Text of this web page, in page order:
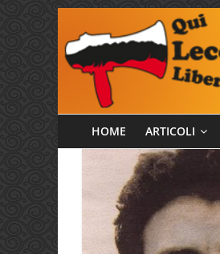
contenuto
Qui
Lecco
Libera
HOME ARTICOLI